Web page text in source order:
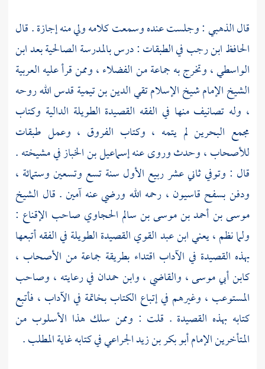
قالالذهبي: وجلست عنده وسمعت كلامه ولي منه إجازة . قال
الحافظابن رجبفي الطبقات : درسبالمدرسة الصالحيةبعدابن
الواسطي، وتخرج به جماعة من الفضلاء ، وممن قرأ عليه العربية
الشيخ الإمام شيخ الإسلامتقي الدين بن تيميةقدس الله روحه
، وله تصانيف منها في الفقه القصيدة الطويلة الدالية وكتاب
مجمع البحرين لم يتمه ، وكتاب الفروق ، وعمل طبقات
للأصحاب ، وحدث وروى عنهإسماعيل بن الخبازفي مشيخته .
قال : وتوفي ثاني عشر ربيع الأول سنة تسع وتسعين وستمائة ،
ودفنبسفح قاسيون ، رحمه الله ورضي عنه آمين . قال الشيخ
موسى بن أحمد بن موسى بن سالم الحجاوي صاحب الإقناع :
ولما نظم ، يعنيابن عبد القويالقصيدة الطويلة في الفقه أتبعها
بهذه القصيدة في الآداب اقتداء بطريقة جماعة من الأصحاب ،
كابن أبي موسى، والقاضي ،وابن حمدان في رعايته ، وصاحب
المستوعب ، وغيرهم في إتباع الكتاب بخاتمة في الآداب ، فأتبع
كتابه بهذه القصيدة . قلت : وممن سلك هذا الأسلوب من
المتأخرين الإمامأبو بكر بن زيد الجراعيفي كتابه غاية المطلب .